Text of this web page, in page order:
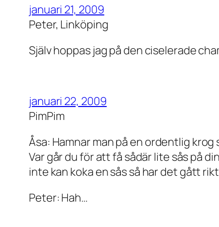
januari 21, 2009
Peter, Linköping
Själv hoppas jag på den ciselerade
januari 22, 2009
PimPim
Åsa: Hamnar man på en ordentlig
Var går du för att få sådär lite sås på
inte kan koka en sås så har det gått
Peter: Hah…